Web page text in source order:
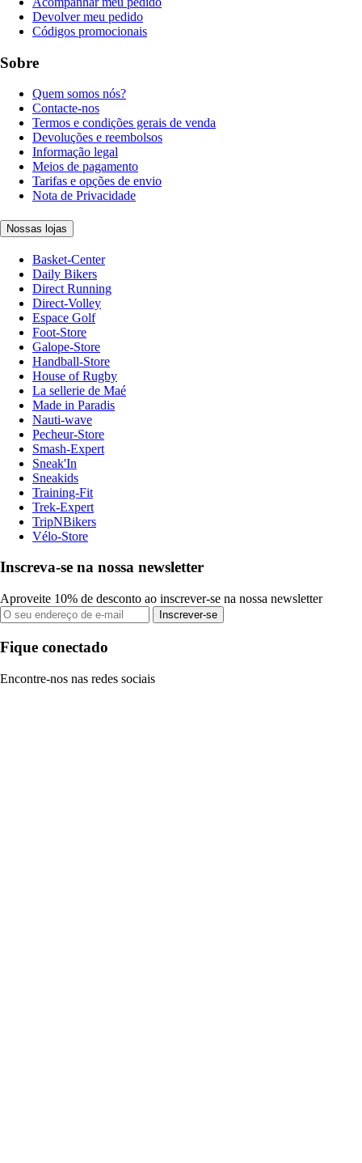
Devolver meu pedido
Códigos promocionais
Sobre
Quem somos nós?
Contacte-nos
Termos e condições gerais de venda
Devoluções e reembolsos
Informação legal
Meios de pagamento
Tarifas e opções de envio
Nota de Privacidade
Nossas lojas
Basket-Center
Daily Bikers
Direct Running
Direct-Volley
Espace Golf
Foot-Store
Galope-Store
Handball-Store
House of Rugby
La sellerie de Maé
Made in Paradis
Nauti-wave
Pecheur-Store
Smash-Expert
Sneak'In
Sneakids
Training-Fit
Trek-Expert
TripNBikers
Vélo-Store
Inscreva-se na nossa newsletter
Aproveite 10% de desconto ao inscrever-se na nossa newsletter
Inscrever-se
Fique conectado
Encontre-nos nas redes sociais